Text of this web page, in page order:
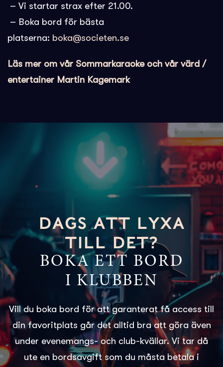
– Vi startar strax efter 21.00.
– Boka bord för bästa
platserna: boka@societen.se
Läs mer om vår Sommarkaraoke och vår värd /
entertainer Martin Kagemark
DAGS ATT LYXA
TILL DET?
BOKA ETT BORD
I KLUBBEN
Vill du boka bord för att garanterat få access till
din favoritplats går det alltid bra att göra även
under evenemangs- och club-kvällar. Vi tar då
ute en bordsavgift som du måsta betala i